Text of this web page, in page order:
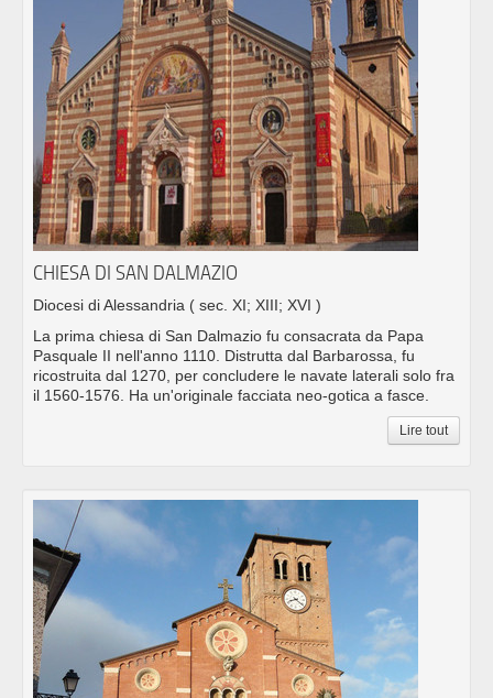
CHIESA DI SAN DALMAZIO
Diocesi di Alessandria ( sec. XI; XIII; XVI )
La prima chiesa di San Dalmazio fu consacrata da Papa
Pasquale II nell'anno 1110. Distrutta dal Barbarossa, fu
ricostruita dal 1270, per concludere le navate laterali solo fra
il 1560-1576. Ha un'originale facciata neo-gotica a fasce.
Lire tout